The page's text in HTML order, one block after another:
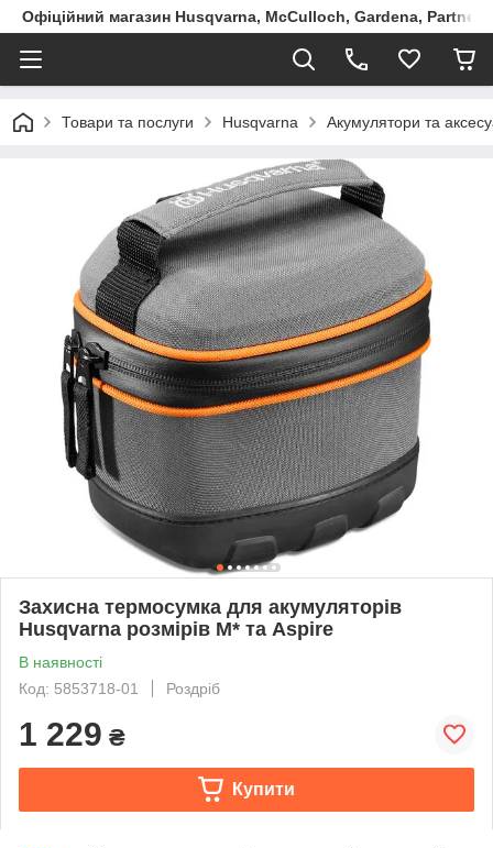
Офіційний магазин Husqvarna, McCulloch, Gardena, Partner
Товари та послуги Husqvarna Акумулятори та
Захисна термосумка для акумуляторів
Husqvarna розмірів M* та Aspire
В наявності
Код: 5853718-01
Роздріб
1 229 ₴
Купити